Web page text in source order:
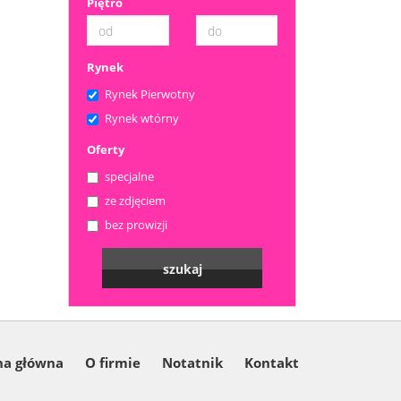
Rynek
Rynek Pierwotny
Rynek wtórny
Oferty
specjalne
ze zdjęciem
bez prowizji
główna O firmie Notatnik Kontakt